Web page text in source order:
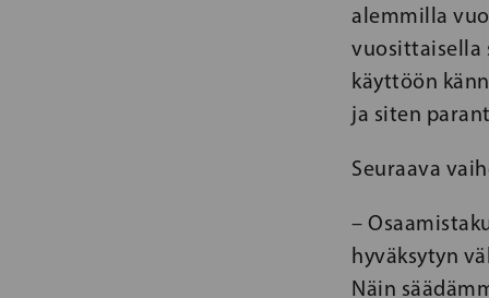
alemmilla
vuosittaisella
käyttöön
ja siten
Seuraava
–
hyväksytyn
Näin